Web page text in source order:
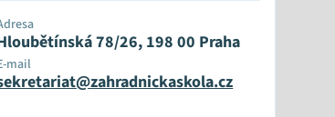
78/26, 198 00 Praha
mail